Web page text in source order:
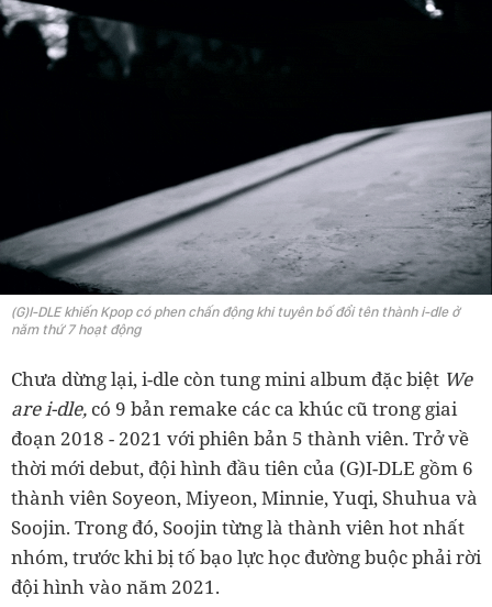
(G)I-DLE khiến Kpop có phen chấn động khi tuyên bố đổi tên thành i-dle ở
năm thứ 7 hoạt động
Chưa dừng lại, i-dle còn tung mini album đặc biệt We
are i-dle, có 9 bản remake các ca khúc cũ trong giai
đoạn 2018 - 2021 với phiên bản 5 thành viên. Trở về
thời mới debut, đội hình đầu tiên của (G)I-DLE gồm 6
thành viên Soyeon, Miyeon, Minnie, Yuqi, Shuhua và
Soojin. Trong đó, Soojin từng là thành viên hot nhất
nhóm, trước khi bị tố bạo lực học đường buộc phải rời
đội hình vào năm 2021.